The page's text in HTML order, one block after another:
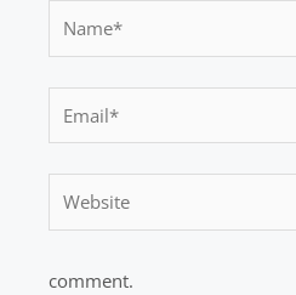
comment.